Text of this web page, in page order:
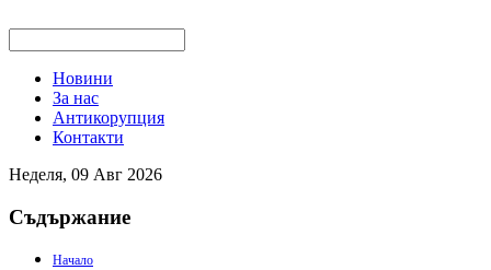
Новини
За нас
Антикорупция
Контакти
Неделя, 09 Авг 2026
Съдържание
Начало